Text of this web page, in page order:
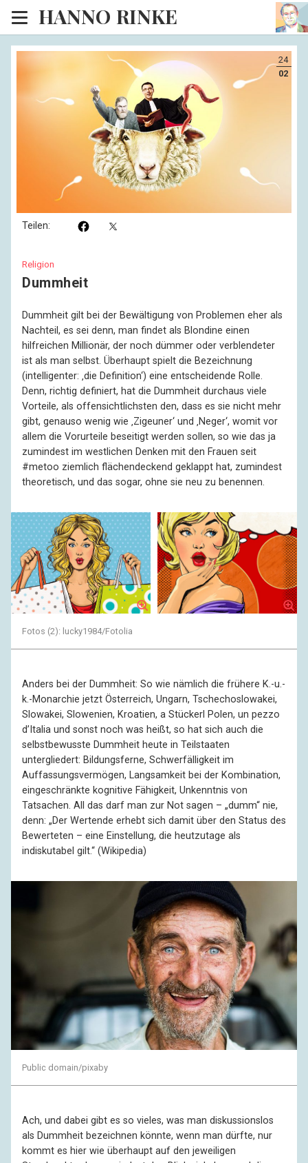
HANNO RINKE
Heim
EISINSEL
Sonntagspredigten
Blog
Lesesaal
Hörsaal
Kinosaal
Teilen:
24
02
Religion
Dummheit
Dummheit gilt bei der Bewältigung von Problemen eher als
Nachteil, es sei denn, man findet als Blondine einen
hilfreichen Millionär, der noch dümmer oder verblendeter
ist als man selbst. Überhaupt spielt die Bezeichnung
(intelligenter: ‚die Definition‘) eine entscheidende Rolle.
Denn, richtig definiert, hat die Dummheit durchaus viele
Vorteile, als offensichtlichsten den, dass es sie nicht mehr
gibt, genauso wenig wie ‚Zigeuner‘ und ‚Neger‘, womit vor
allem die Vorurteile beseitigt werden sollen, so wie das ja
zumindest im westlichen Denken mit den Frauen seit
#metoo ziemlich flächendeckend geklappt hat, zumindest
theoretisch, und das sogar, ohne sie neu zu benennen.
Fotos (2): lucky1984/Fotolia
Anders bei der Dummheit: So wie nämlich die frühere K.-u.-
k.-Monarchie jetzt Österreich, Ungarn, Tschechoslowakei,
Slowakei, Slowenien, Kroatien, a Stückerl Polen, un pezzo
d’Italia und sonst noch was heißt, so hat sich auch die
selbstbewusste Dummheit heute in Teilstaaten
untergliedert: Bildungsferne, Schwerfälligkeit im
Auffassungsvermögen, Langsamkeit bei der Kombination,
eingeschränkte kognitive Fähigkeit, Unkenntnis von
Tatsachen. All das darf man zur Not sagen – „dumm“ nie,
denn: „Der Wertende erhebt sich damit über den Status des
Bewerteten – eine Einstellung, die heutzutage als
indiskutabel gilt.“ (Wikipedia)
Public domain/pixaby
Ach, und dabei gibt es so vieles, was man diskussionslos
als Dummheit bezeichnen könnte, wenn man dürfte, nur
kommt es hier wie überhaupt auf den jeweiligen